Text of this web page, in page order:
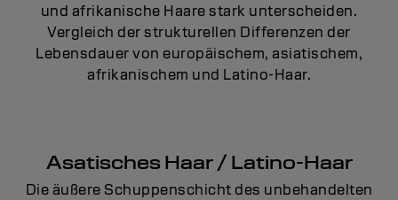
und afrikanische Haare stark unterscheiden.
Vergleich der strukturellen Differenzen der
Lebensdauer von europäischem, asiatischem,
afrikanischem und Latino-Haar.
Asatisches Haar / Latino-Haar
Die äußere Schuppenschicht des unbehandelten